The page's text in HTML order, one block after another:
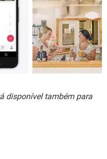
disponível também para